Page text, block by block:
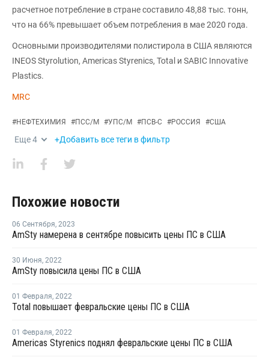
расчетное потребление в стране составило 48,88 тыс. тонн,
что на 66% превышает объем потребления в мае 2020 года.
Основными производителями полистирола в США являются
INEOS Styrolution, Americas Styrenics, Total и SABIC Innovative
Plastics.
MRC
#НЕФТЕХИМИЯ #ПСС/М #УПС/М #ПСВ-С #РОССИЯ #США
Еще4 +Добавить все теги в фильтр
Похожие новости
06 Сентября, 2023
AmSty намерена в сентябре повысить цены ПС в США
30 Июня, 2022
AmSty повысила цены ПС в США
01 Февраля, 2022
Total повышает февральские цены ПС в США
01 Февраля, 2022
Americas Styrenics поднял февральские цены ПС в США